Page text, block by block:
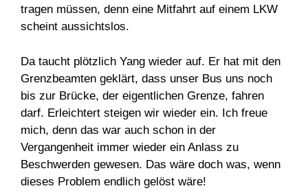
tragen müssen, denn eine Mitfahrt auf einem LKW
scheint aussichtslos.
Da taucht plötzlich Yang wieder auf. Er hat mit den
Grenzbeamten geklärt, dass unser Bus uns noch
bis zur Brücke, der eigentlichen Grenze, fahren
darf. Erleichtert steigen wir wieder ein. Ich freue
mich, denn das war auch schon in der
Vergangenheit immer wieder ein Anlass zu
Beschwerden gewesen. Das wäre doch was, wenn
dieses Problem endlich gelöst wäre!